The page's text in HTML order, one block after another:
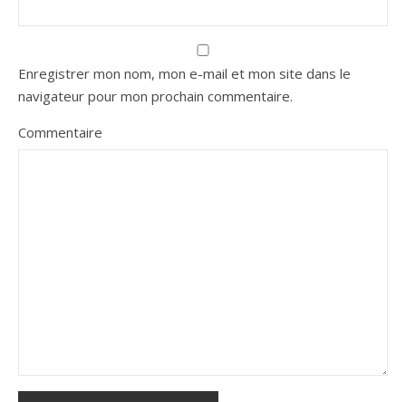
Enregistrer mon nom, mon e-mail et mon site dans le
navigateur pour mon prochain commentaire.
Commentaire